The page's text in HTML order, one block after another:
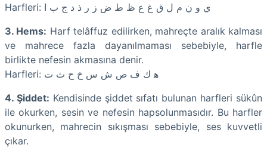
Harfleri: ﻱ ﻭ ﻥ ﻡ ﻝ ﻕ ﻍ ﻉ ﻅ ﻁ ﺽ ﺯ ﺭ ﺫ ﺩ ﺝ ﺏ ﺍ
3. Hems: Harf telâffuz edilirken, mahreçte aralık kalması
ve mahrece fazla dayanılmaması sebebiyle, harfle
birlikte nefesin akmasına denir.
Harfleri: ﻫ ﻙ ﻑ ﺹ ﺵ ﺱ ﺥ ﺡ ﺙ ﺕ
4. Şiddet: Kendisinde şiddet sıfatı bulunan harfleri sükûn
ile okurken, sesin ve nefesin hapsolunmasıdır. Bu harfler
okunurken, mahrecin sıkışması sebebiyle, ses kuvvetli
çıkar.